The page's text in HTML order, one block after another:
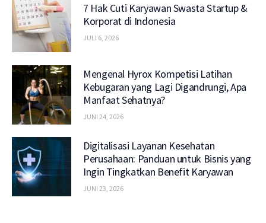
7 Hak Cuti Karyawan Swasta Startup &
Korporat di Indonesia
JULI 6, 2026
Mengenal Hyrox Kompetisi Latihan
Kebugaran yang Lagi Digandrungi, Apa
Manfaat Sehatnya?
JUNI 24, 2026
Digitalisasi Layanan Kesehatan
Perusahaan: Panduan untuk Bisnis yang
Ingin Tingkatkan Benefit Karyawan
JUNI 23, 2026